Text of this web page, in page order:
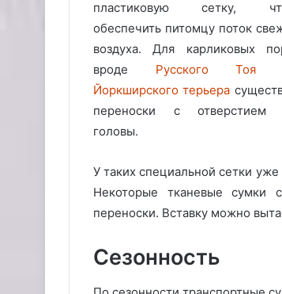
пластиковую сетку,
обеспечить питомцу поток
воздуха. Для карликовых
вроде Русского Тоя
Йоркширского терьера
переноски с отверстием
головы.
У таких специальной сетки уже
Некоторые тканевые сумки
переноски. Вставку можно
Сезонность